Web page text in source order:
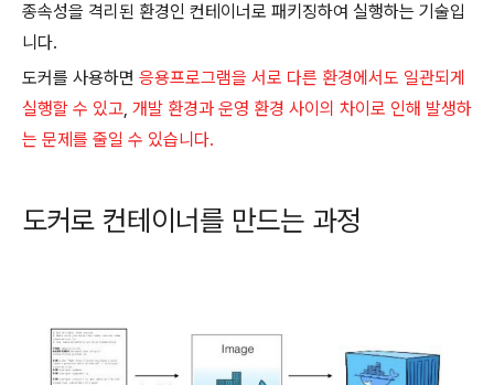
종속성을 격리된 환경인 컨테이너로 패키징하여 실행하는 기술입
니다.
도커를 사용하면 응용프로그램을 서로 다른 환경에서도 일관되게
실행할 수 있고, 개발 환경과 운영 환경 사이의 차이로 인해 발생하
는 문제를 줄일 수 있습니다.
도커로 컨테이너를 만드는 과정